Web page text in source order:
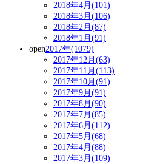
2018年4月(101)
2018年3月(106)
2018年2月(87)
2018年1月(91)
open2017年(1079)
2017年12月(63)
2017年11月(113)
2017年10月(91)
2017年9月(91)
2017年8月(90)
2017年7月(85)
2017年6月(112)
2017年5月(68)
2017年4月(88)
2017年3月(109)